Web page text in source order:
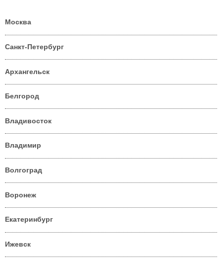
Москва
Санкт-Петербург
Архангельск
Белгород
Владивосток
Владимир
Волгоград
Воронеж
Екатеринбург
Ижевск